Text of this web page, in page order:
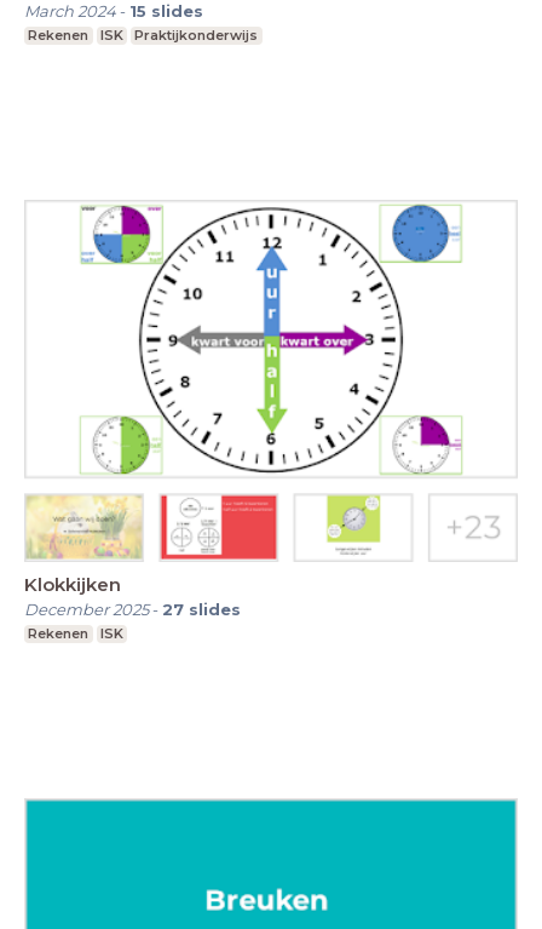
March 2024- 15 slides
Rekenen ISK Praktijkonderwijs
Klokkijken
December 2025- 27 slides
Rekenen ISK